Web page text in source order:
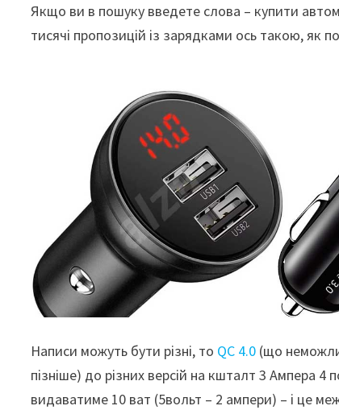
Якщо ви в пошуку введете слова – купити
тисячі пропозицій із зарядками ось такою, як
Написи можуть бути різні, то QC 4.0 (що
пізніше) до різних версій на кшталт 3 Ампера
видаватиме 10 ват (5вольт – 2 ампери) – і це